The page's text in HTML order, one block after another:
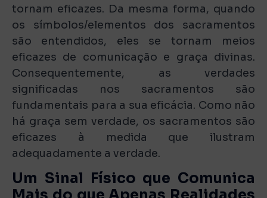
tornam eficazes. Da mesma forma, quando
os símbolos/elementos dos sacramentos
são entendidos, eles se tornam meios
eficazes de comunicação e graça divinas.
Consequentemente, as verdades
significadas nos sacramentos são
fundamentais para a sua eficácia. Como não
há graça sem verdade, os sacramentos são
eficazes à medida que ilustram
adequadamente a verdade.
Um Sinal Físico que Comunica